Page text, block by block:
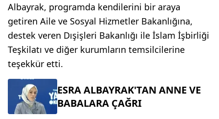
Albayrak, programda kendilerini bir araya
getiren Aile ve Sosyal Hizmetler Bakanlığına,
destek veren Dışişleri Bakanlığı ile İslam İşbirliği
Teşkilatı ve diğer kurumların temsilcilerine
teşekkür etti.
ESRA ALBAYRAK'TAN ANNE VE
BABALARA ÇAĞRI